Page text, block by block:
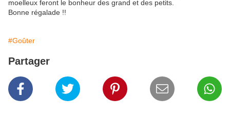
moelleux feront le bonheur des grand et des petits.
Bonne régalade !!
#Goûter
Partager